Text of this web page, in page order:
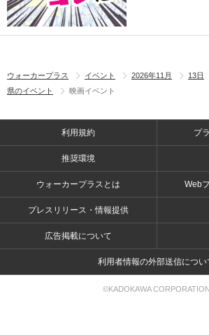
ウォーカープラス イベント 2026年11月 13日
県のイベント
映画イベント
利用規約 プ
推奨環境
ウォーカープラスとは Web
プレスリリース・情報提供
広告掲載について
利用者情報の外部送信につい
©KADOKAWA CORPORATION